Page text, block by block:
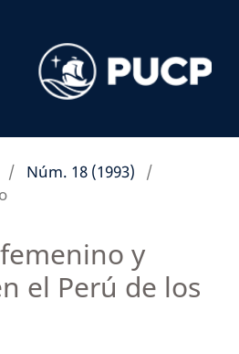
/ Núm. 18 (1993)
/
y
el Perú de los